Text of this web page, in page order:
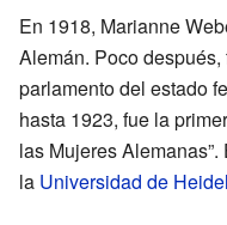
En 1918, Marianne
Alemán. Poco
parlamento del estado
hasta 1923, fue la
las Mujeres
la Universidad de